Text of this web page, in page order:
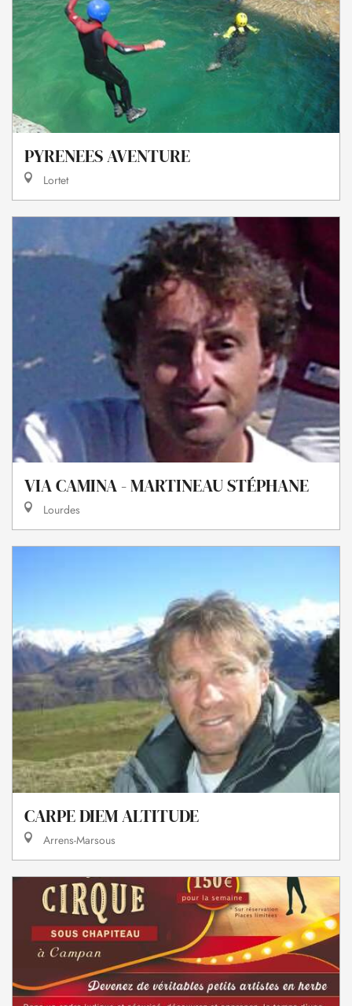
PYRENEES AVENTURE
Lortet
VIA CAMINA - MARTINEAU STÉPHANE
Lourdes
CARPE DIEM ALTITUDE
Arrens-Marsous